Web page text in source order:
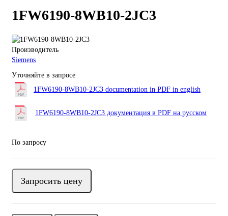
1FW6190-8WB10-2JC3
Производитель
Siemens
Уточняйте в запросе
1FW6190-8WB10-2JC3 documentation in PDF in english
1FW6190-8WB10-2JC3 документация в PDF на русском
По запросу
Запросить цену